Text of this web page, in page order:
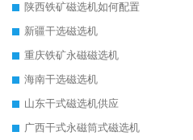
陕西铁矿磁选机如何配置
新疆干选磁选机
重庆铁矿永磁磁选机
海南干选磁选机
山东干式磁选机供应
广西干式永磁筒式磁选机